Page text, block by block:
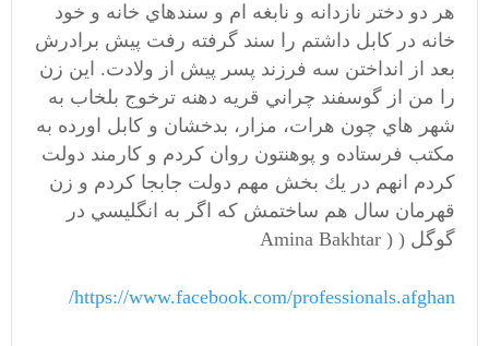
هر دو دختر نازدانه و نابغه ام و سندهاي خانه و خود
خانه در كابل داشتم را سند گرفته رفت پيش برادرش
بعد از انداختن سه فرزند پسر پيش از ولادت. اين زن
را من از گوسفند چراني قريه دهنه ترخوج بلخاب به
شهر هاي چون هرات، مزار، بدخشان و كابل اورده به
مكتب فرستاده و پوهنتون روان كردم و كارمند دولت
كردم انهم در يك بخش مهم دولت جابجا كردم و زن
قهرمان سال هم ساختمش كه اگر به انگليسي در
گوگل ( Amina Bakhtar )
https://www.facebook.com/professionals.afghan
/